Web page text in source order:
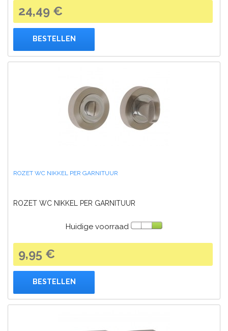
24,49 €
BESTELLEN
ROZET WC NIKKEL PER GARNITUUR
ROZET WC NIKKEL PER GARNITUUR
Huidige voorraad
9,95 €
BESTELLEN